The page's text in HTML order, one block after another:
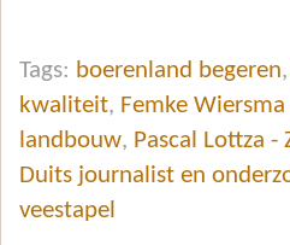
Tags: boerenland begeren,
kwaliteit, Femke Wiersma
landbouw, Pascal Lottza
Duits journalist en
veestapel